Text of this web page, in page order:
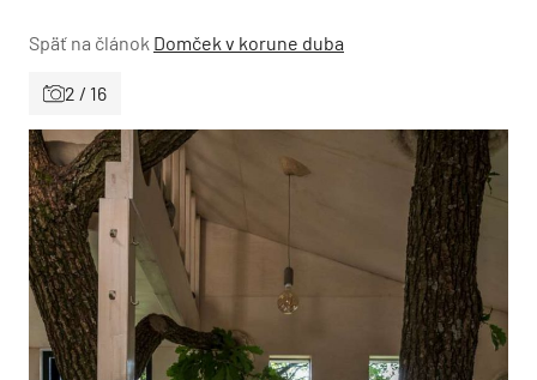
Späť na článok Domček v korune duba
2 / 16